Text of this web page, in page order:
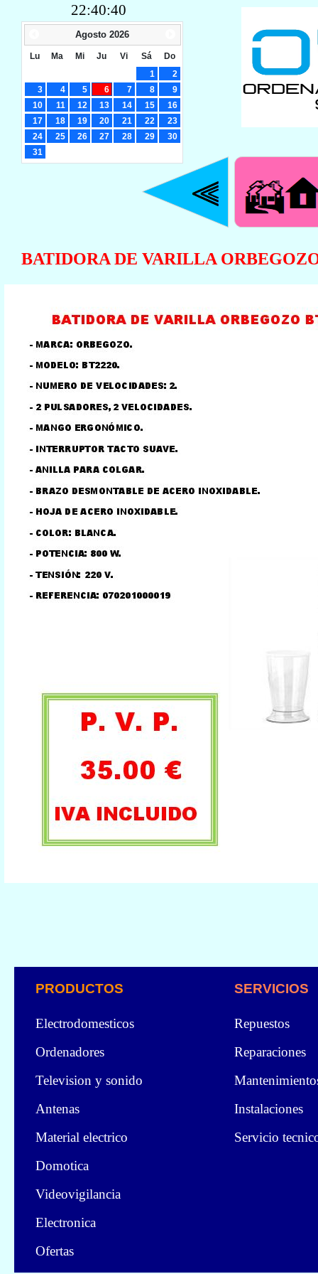
957156032
BATIDORA DE VARILLA
Electrodomesticos
Ordenadores
Television y sonido
Antenas
Material electrico
Domotica
Videovigilancia
Electronica
Ofertas
Repuestos
Reparaciones
Instalaciones
Servicio
SERVICIOS
PRODUCTOS
22:40:41
Agosto 2026
Lu Ma Mi Ju Vi Sá
Do
1
2
3
4 5 6 7 8
9
10
11 12 13 14 15
16
17
18 19 20 21 22
23
24
25 26 27 28 29
30
31